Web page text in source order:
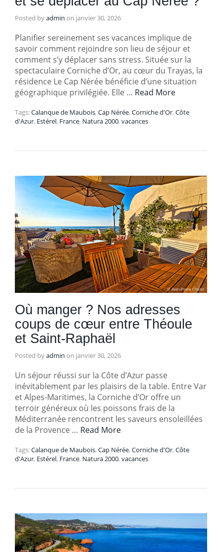
Posted byadmin on janvier 30, 2026
Planifier sereinement ses vacances implique de
savoir comment rejoindre son lieu de séjour et
comment s’y déplacer sans stress. Située sur la
spectaculaire Corniche d’Or, au cœur du Trayas, la
résidence Le Cap Nérée bénéficie d’une situation
géographique privilégiée. Elle … Read More
Tags:Calanque de Maubois, Cap Nérée, Corniche d'Or, Côte
d'Azur, Estérel, France, Natura 2000, vacances
Où manger ? Nos adresses
coups de cœur entre Théoule
et Saint-Raphaël
Posted byadmin on janvier 30, 2026
Un séjour réussi sur la Côte d’Azur passe
inévitablement par les plaisirs de la table. Entre Var
et Alpes-Maritimes, la Corniche d’Or offre un
terroir généreux où les poissons frais de la
Méditerranée rencontrent les saveurs ensoleillées
de la Provence … Read More
Tags:Calanque de Maubois, Cap Nérée, Corniche d'Or, Côte
d'Azur, Estérel, France, Natura 2000, vacances